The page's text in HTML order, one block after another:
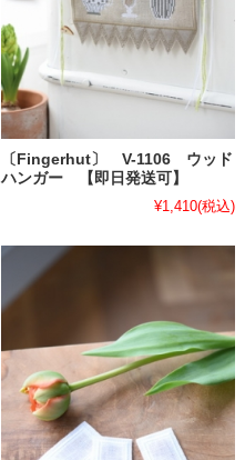
〔Fingerhut〕 V-1106 ウッド
ハンガー 【即日発送可】
¥1,410(税込)